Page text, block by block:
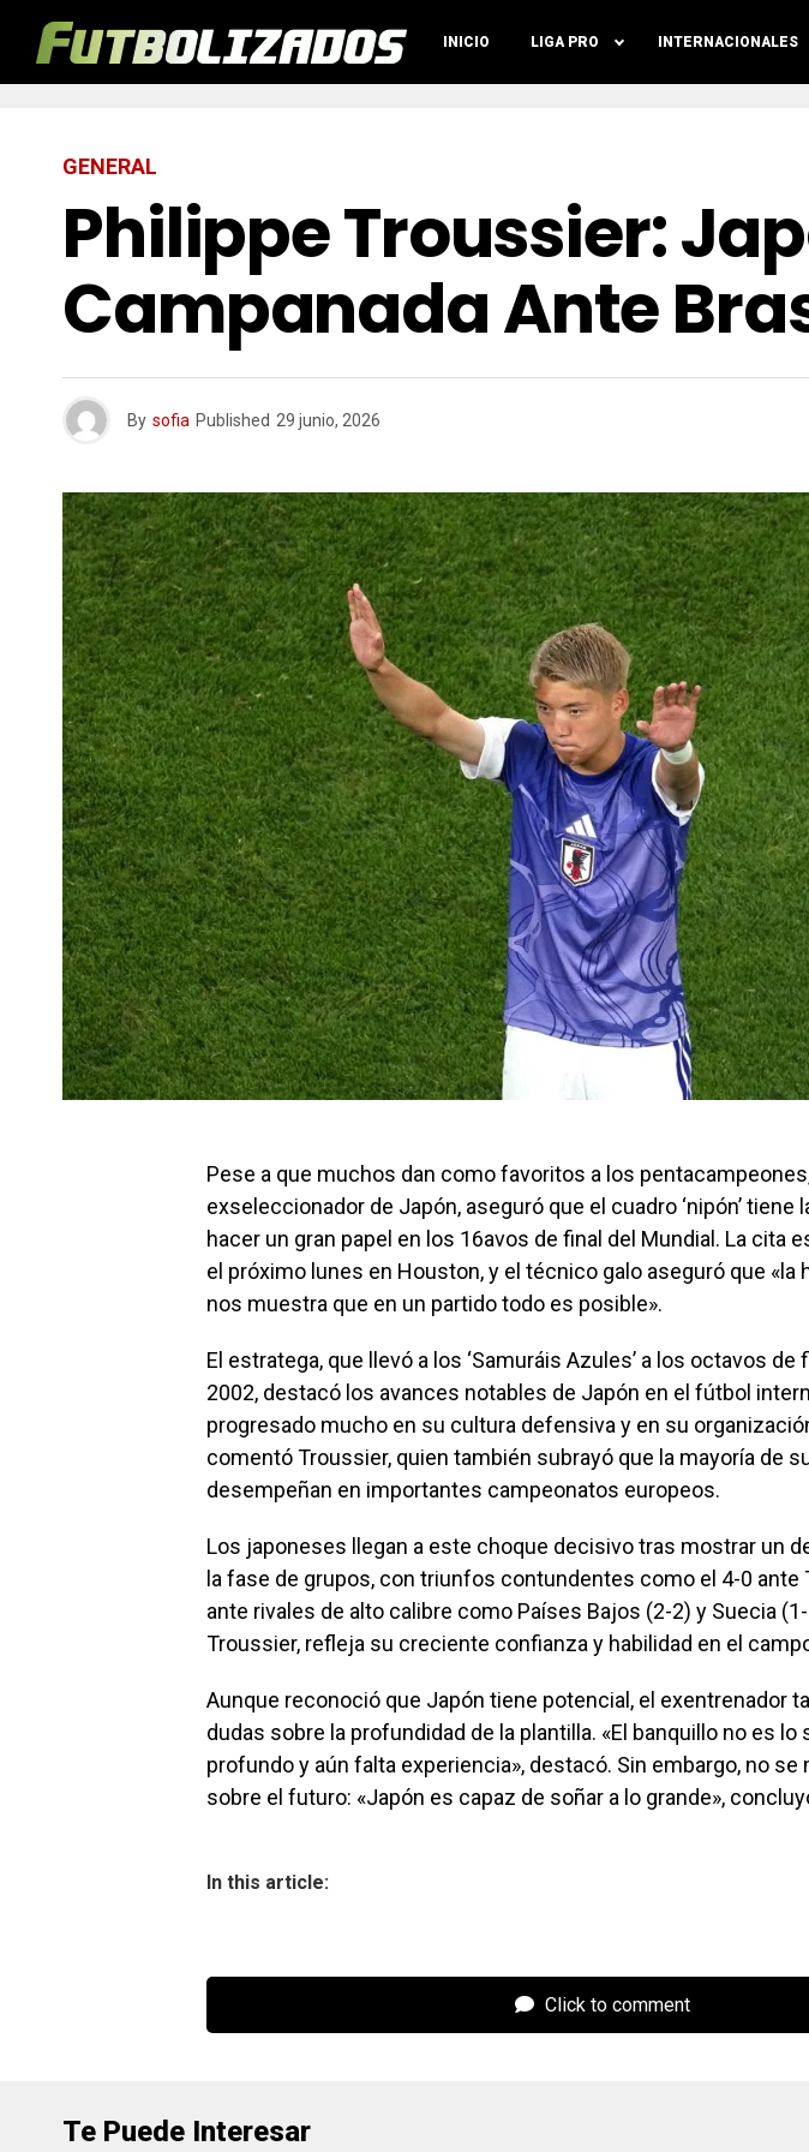
INICIO LIGA PRO INTERNACIONALES
GENERAL
Philippe Troussier:
Campanada Ante
By sofia Published 29 junio, 2026
Pese a que muchos dan como favoritos a los
exseleccionador de Japón, aseguró que el cuadro ‘nipón’ tiene
hacer un gran papel en los 16avos de final del Mundial. La cita
el próximo lunes en Houston, y el técnico galo aseguró que «la
nos muestra que en un partido todo es posible».
El estratega, que llevó a los ‘Samuráis Azules’ a los octavos de
2002, destacó los avances notables de Japón en el fútbol
progresado mucho en su cultura defensiva y en su
comentó Troussier, quien también subrayó que la mayoría de
desempeñan en importantes campeonatos europeos.
Los japoneses llegan a este choque decisivo tras mostrar un
la fase de grupos, con triunfos contundentes como el 4-0 ante
ante rivales de alto calibre como Países Bajos (2-2) y Suecia
Troussier, refleja su creciente confianza y habilidad en el
Aunque reconoció que Japón tiene potencial, el exentrenador
dudas sobre la profundidad de la plantilla. «El banquillo no es
profundo y aún falta experiencia», destacó. Sin embargo, no
sobre el futuro: «Japón es capaz de soñar a lo grande»,
In this article:
Click to comment
Te Puede Interesar